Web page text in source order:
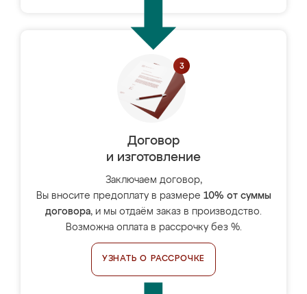
Договор
и изготовление
Заключаем договор,
Вы вносите предоплату в размере 10% от суммы
договора, и мы отдаём заказ в производство.
Возможна оплата в рассрочку без %.
УЗНАТЬ О РАССРОЧКЕ